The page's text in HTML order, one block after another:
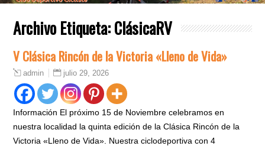
Archivo Etiqueta:ClásicaRV
V Clásica Rincón de la Victoria «Lleno de Vida»
admin julio 29, 2026
Información El próximo 15 de Noviembre celebramos en
nuestra localidad la quinta edición de la Clásica Rincón de la
Victoria «Lleno de Vida». Nuestra ciclodeportiva con 4